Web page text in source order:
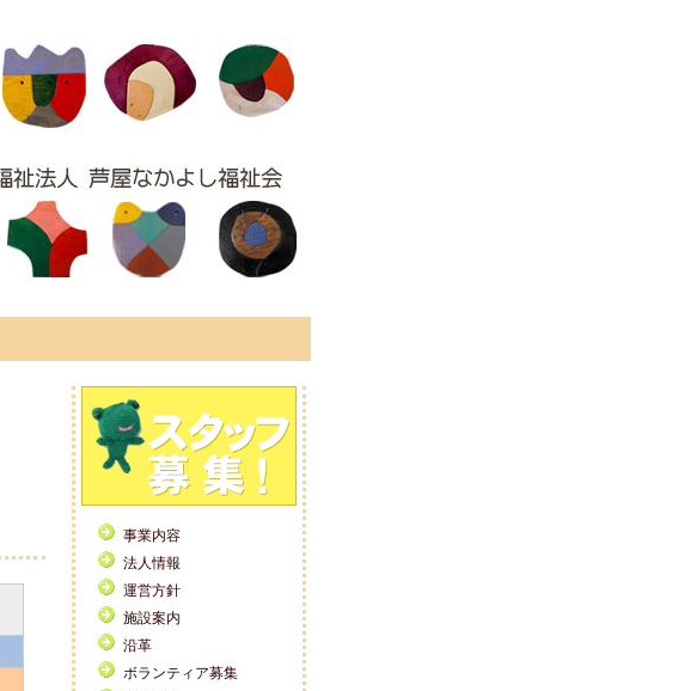
事業内容
法人情報
運営方針
施設案内
沿革
ボランティア募集